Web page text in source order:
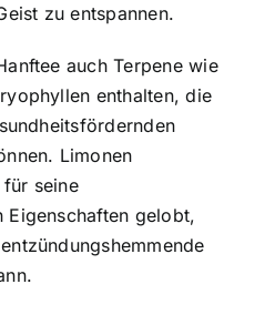
zu entspannen.
auch Terpene wie
enthalten, die
Limonen
seine
Eigenschaften gelobt,